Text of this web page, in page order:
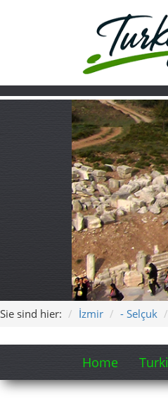
Sie sind hier: İzmir - Selçuk
Home